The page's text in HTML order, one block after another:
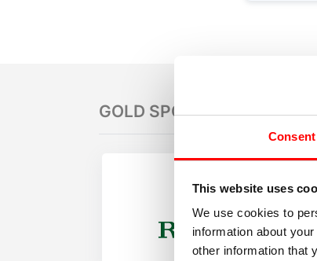
Consent
This website uses
We use cookies to
information about
other information that
GOLD SPONSORS